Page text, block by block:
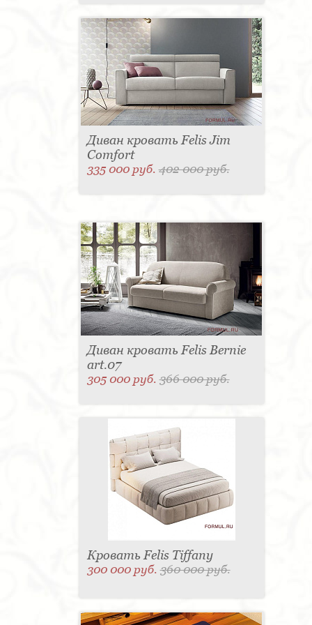
Диван кровать Felis Jim
Comfort
335 000 руб.402 000 руб.
Диван кровать Felis Bernie
art.07
305 000 руб.366 000 руб.
Кровать Felis Tiffany
300 000 руб.360 000 руб.